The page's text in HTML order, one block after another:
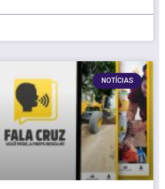
NOTÍCIAS